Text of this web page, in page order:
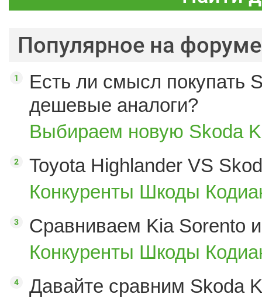
Популярное на форуме
Есть ли смысл покупать
дешевые аналоги?
Выбираем новую Skoda
Toyota Highlander VS
Конкуренты Шкоды
Сравниваем Kia Sorento
Конкуренты Шкоды
Давайте сравним Skoda